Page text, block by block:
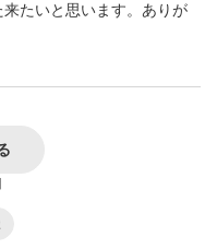
たいと思います。ありが